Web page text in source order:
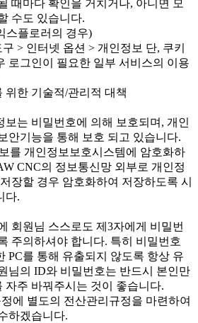
때마다 확인을 거치거나, 아니면 모
수도 있습니다.
스플로러의 경우)
> 인터넷 옵션 > 개인정보 단, 쿠키
로그인이 필요한 일부 서비스의 이용
위한 기술적/관리적 대책
보는 비밀번호에 의해 보호되며, 개인
안기능을 통해 보호 되고 있습니다.
를 개인정보보호시스템에 암호화하
CNC의 정보통신망 외부로 개인정
장할 경우 암호화하여 저장하도록 시
다.
회원님 스스로도 제3자에게 비밀번
주의하셔야 합니다. 특히 비밀번호
PC를 통해 유출되지 않도록 항상 유
님의 ID와 비밀번호는 반드시 본인만
자주 바꿔주시는 것이 좋습니다.
에 별도의 전산관리규정을 마련하여
하겠습니다.